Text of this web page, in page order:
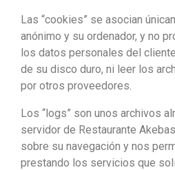
Las “cookies” se asocian
anónimo y su ordenador, y no
los datos personales del
de su disco duro, ni leer los
por otros proveedores.
Los “logs” son unos archivos
servidor de Restaurante
sobre su navegación y nos
prestando los servicios que